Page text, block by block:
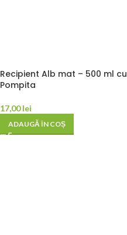
Recipient Alb mat – 500 ml cu
Pompita
17,00lei
ADAUGĂ ÎN COȘ